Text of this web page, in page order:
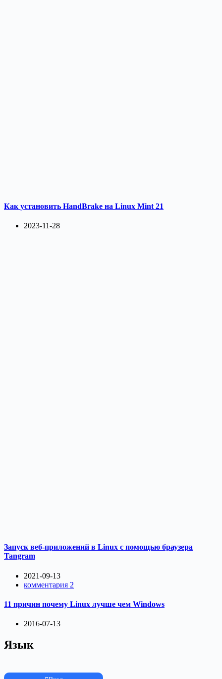
Как установить HandBrake на Linux Mint 21
2023-11-28
Запуск веб-приложений в Linux с помощью браузера
Tangram
2021-09-13
комментария 2
11 причин почему Linux лучше чем Windows
2016-07-13
Язык